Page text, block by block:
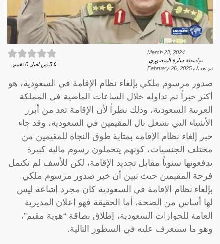
March 23, 2024
بواسطةسارة المنصوري
تم تعديله February 26, 2025
0
5 من اصل 0 تقييم.
صدور مرسوم ملكي بإلغاء نظام الإقامة في السعودية، هو
أكثر خبراً تم تداوله خلال الساعات الماضية في المملكة
العربية السعودية، وذلك نظراً لأن الإقامة تعد من أبرز
الأشياء التي تشغل بال المقيمين في السعودية، وقد جاء
خبر إلغاء نظام الإقامة بمثابة طوق النجاة للمقيمين من
مختلف الجنسيات، كونهم يتحملون رسوم مالية كبيرة
يدفعونها سنوياً مقابل تجديد الإقامة، لكن للأسف لم تكتمل
فرحة المقيمين حيث تبين أن خبر صدور مرسوم ملكي
بإلغاء نظام الإقامة في السعودية كان مجرد إشاعة ليس
لها أساس من الصحة، أما الحقيقة فهو إعلان المديرية
العامة للجوازات السعودية، إطلاق بطاقة “هوية مقيم”،
وهو ما سنتعرف عليه في السطور التالية.